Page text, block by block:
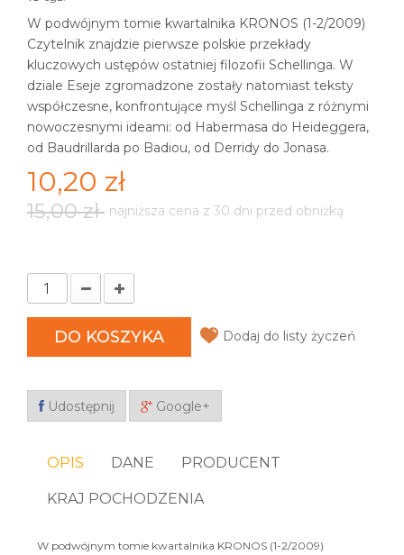
W podwójnym tomie kwartalnika KRONOS (1-2/2009)
Czytelnik znajdzie pierwsze polskie przekłady
kluczowych ustępów ostatniej filozofii Schellinga. W
dziale Eseje zgromadzone zostały natomiast teksty
współczesne, konfrontujące myśl Schellinga z różnymi
nowoczesnymi ideami: od Habermasa do Heideggera,
od Baudrillarda po Badiou, od Derridy do Jonasa.
10,20 zł
15,00 zł najniższa cena z 30 dni przed obniżką
DO KOSZYKA Dodaj do listy życzeń
Udostępnij Google+
OPIS DANE PRODUCENT
KRAJ POCHODZENIA
W podwójnym tomie kwartalnika KRONOS (1-2/2009)